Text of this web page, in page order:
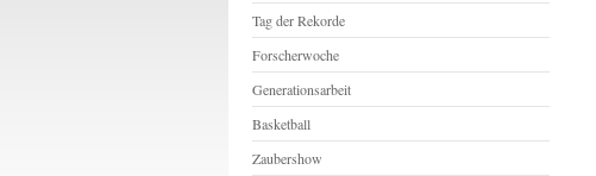
Tag der Rekorde
Forscherwoche
Generationsarbeit
Basketball
Zaubershow